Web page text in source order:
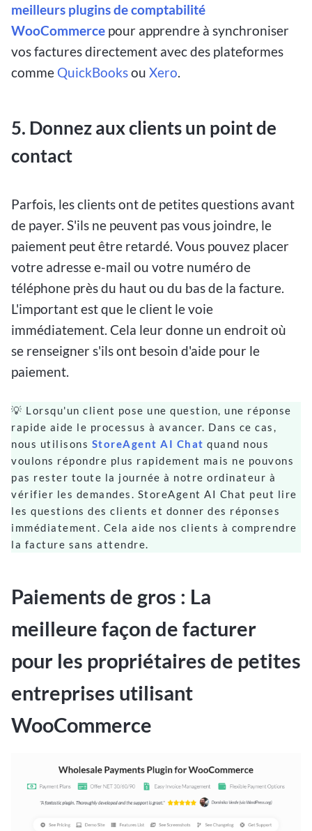
meilleurs plugins de comptabilité
WooCommerce pour apprendre à synchroniser
vos factures directement avec des plateformes
comme QuickBooksou Xero.
5. Donnez aux clients un point de
contact
Parfois, les clients ont de petites questions avant
de payer. S'ils ne peuvent pas vous joindre, le
paiement peut être retardé. Vous pouvez placer
votre adresse e-mail ou votre numéro de
téléphone près du haut ou du bas de la facture.
L'important est que le client le voie
immédiatement. Cela leur donne un endroit où
se renseigner s'ils ont besoin d'aide pour le
paiement.
💡 Lorsqu'un client pose une question, une réponse
rapide aide le processus à avancer. Dans ce cas,
nous utilisons StoreAgent AI Chat quand nous
voulons répondre plus rapidement mais ne pouvons
pas rester toute la journée à notre ordinateur à
vérifier les demandes. StoreAgent AI Chat peut lire
les questions des clients et donner des réponses
immédiatement. Cela aide nos clients à comprendre
la facture sans attendre.
Paiements de gros : La
meilleure façon de facturer
pour les propriétaires de petites
entreprises utilisant
WooCommerce